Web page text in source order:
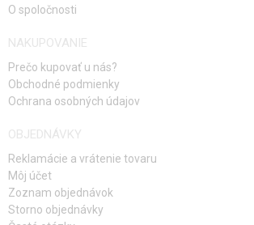
O spoločnosti
NAKUPOVANIE
Prečo kupovať u nás?
Obchodné podmienky
Ochrana osobných údajov
OBJEDNÁVKY
Reklamácie a vrátenie tovaru
Môj účet
Zoznam objednávok
Storno objednávky